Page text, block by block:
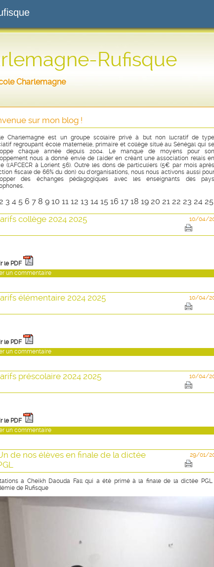
Rufisque
Charlemagne
sur mon blog !
Charlemagne est un groupe scolaire privé à but non lucratif de type
regroupant école maternelle, primaire et collège situé au Sénégal qui se
chaque année depuis 2004. Le manque de moyens pour son
nous a donné envie de l'aider en créant une association relais en
(l'AFCECR à Lorient 56). Outre les dons de particuliers (5€ par mois après
fiscale de 66% du don) ou d'organisations, nous nous activons aussi pour
des échanges pédagogiques avec les enseignants des pays
3 4 5 6 7 8 9 10 11 12 13 14 15 16 17 18 19 20 21 22 23 24 25
collège 2024 2025 10/04/
le PDF
un commentaire
élémentaire 2024 2025 10/04/
le PDF
un commentaire
préscolaire 2024 2025 10/04/
le PDF
un commentaire
de nos élèves en finale de la dictée
29/01/
a Cheikh Daouda Fall qui a été primé à la finale de la dictée PGL
de Rufisque